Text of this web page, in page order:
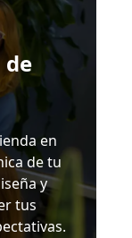
de
en
de tu
y
tus